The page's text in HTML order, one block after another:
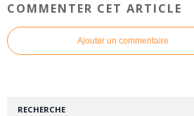
COMMENTER CET ARTICLE
Ajouter un commentaire
RECHERCHE